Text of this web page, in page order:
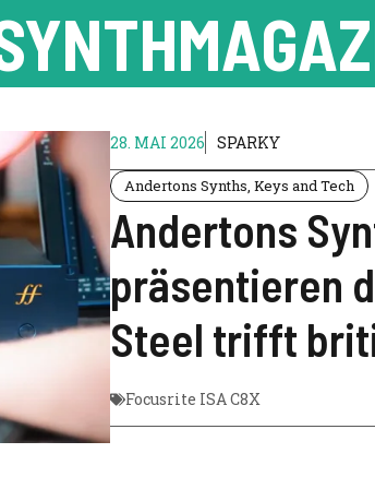
28. MAI 2026 SPARKY
Andertons Synths, Keys and Tech
Andertons
präsentieren
Steel trifft
Focusrite ISA C8X